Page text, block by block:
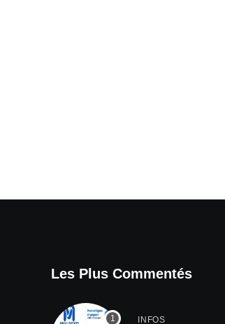
Les Plus Commentés
INFOS